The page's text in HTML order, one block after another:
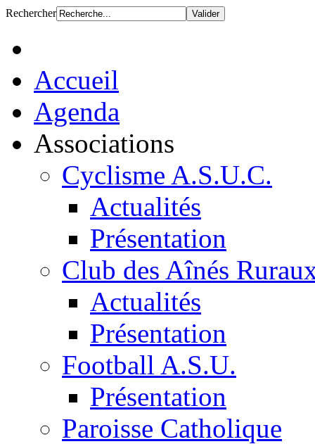
Rechercher
Accueil
Agenda
Associations
Cyclisme A.S.U.C.
Actualités
Présentation
Club des Aînés
Actualités
Présentation
Football A.S.U.
Présentation
Paroisse Catholique